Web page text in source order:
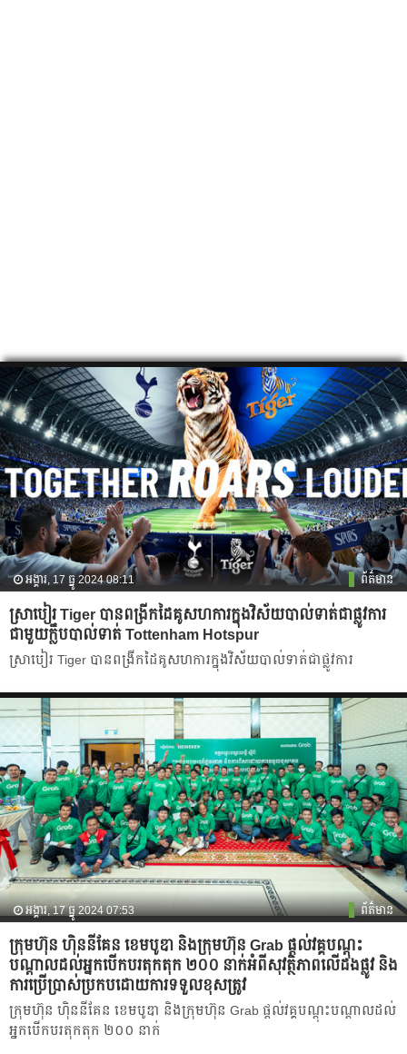
អង្គារ, 17 ធ្នូ 2024 08:11 ព័ត៌មាន
ស្រាបៀរ Tiger បានពង្រីកដៃគូសហការក្នុងវិស័យបាល់ទាត់ជាផ្លូវការ
ជាមួយក្លឹបបាល់ទាត់ Tottenham Hotspur
ស្រាបៀរ Tiger បានពង្រីកដៃគូសហការក្នុងវិស័យបាល់ទាត់ជាផ្លូវការ
អង្គារ, 17 ធ្នូ 2024 07:53 ព័ត៌មាន
ក្រុមហ៊ុន ហ៊ិននីគែន ខេមបូឌា និងក្រុមហ៊ុន Grab ផ្តល់វគ្គបណ្តុះ
បណ្តាលដល់អ្នកបើកបរតុកតុក ២០០ នាក់អំពីសុវត្ថិភាពលើដងផ្លូវ និង
ការប្រើប្រាស់ប្រកបដោយការទទួលខុសត្រូវ
ក្រុមហ៊ុន ហ៊ិននីគែន ខេមបូឌា និងក្រុមហ៊ុន Grab ផ្តល់វគ្គបណ្តុះបណ្តាលដល់
អ្នកបើកបរតុកតុក ២០០ នាក់